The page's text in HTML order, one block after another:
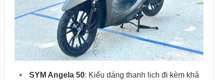
SYM Angela 50: Kiểu dáng thanh lịch đi kèm khả